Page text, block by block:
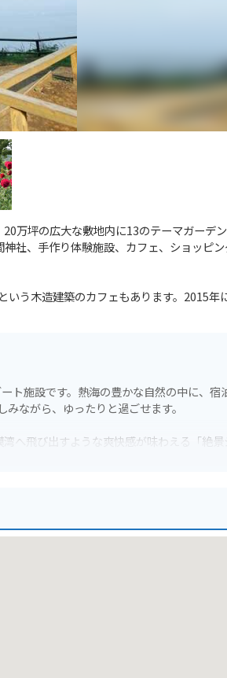
万坪の広大な敷地内に13のテーマガーデ
社、手作り体験施設、カフェ、ショッピ
いう木造建築のカフェもあります。2015年
ト施設です。熱海の豊かな自然の中に、宿
ながら、ゆったりと過ごせます。
へ飛び出すような爽快感が味わえる「絶景